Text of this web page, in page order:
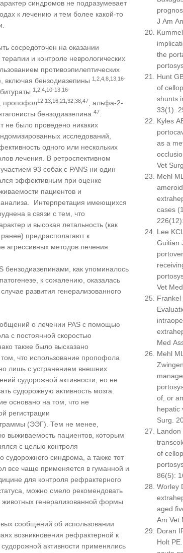
синдромов не подразумевает
к лечению и тем более какой-то
сосредоточен на оказании
и контроле неврологических
противоэпилептических
включая бензодиазепины 1,2,4,8,13,16-
1,2,4,10-13,16-
, пропофол12,13,16,21,32,38,47, альфа-2-
бензодиазепина 47.
не было проведено никаких
исследований,
одного или нескольких
лечения. В ретроспективном
93 собак с PANS ни один
эффективным при оценке
пациентов и
анализа. Интерпретация имеющихся
в связи с тем, что
и высокая летальность (как
предрасполагают к
агрессивных методов лечения.
бензодиазепинами, как упоминалось
к сожалению, оказалась
развития генерализованного
о лечении PAS с помощью
с постоянной скоростью
также было высказано
что использование пропофола
лишь с устранением внешних
судорожной активности, но не
судорожную активность мозга.
основано на том, что не
регистрации
(ЭЭГ). Тем не менее,
выживаемость пациентов, которым
с целью контроля
судорожного синдрома, а также тот
все чаще применяется в гуманной и
для контроля рефрактерного
можно смело рекомендовать
животных генерализованной формы
сообщений об использовании
возникновения рефрактерной к
активности применялись
J Am
the
Hunt
of
shunts
33(1):
Kyles
as a
Vet
Mehl
cases
Lee
Guitian
Vet
Frankel
Med
Mehl
of, or
hepatic
Surg.
Landon
of
86(5):
Worley
aged
Am Vet
Doran
Holt